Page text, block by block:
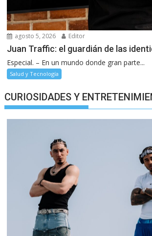
agosto 5, 2026 Editor
Juan Traffic: el guardián de las
Especial. – En un mundo donde gran parte...
Salud y Tecnología
CURIOSIDADES Y